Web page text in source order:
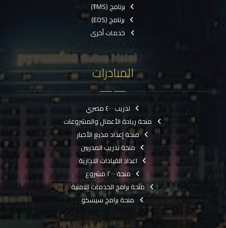
برنامج (TMS)
برنامج (EOS)
خدمات أخرى
المبادرات
تدريب ٤٠٠٠ مصري
منحة ريادة الأعمال والمشروعات
منحة إعداد مذيع الأخبار
منحة تدريب المدربين
اعداد القيادات الادارية
منحة ٢٠٠٠ مشروع
منحة برامج الخدمات الامنية
منحة برامج سيسكو